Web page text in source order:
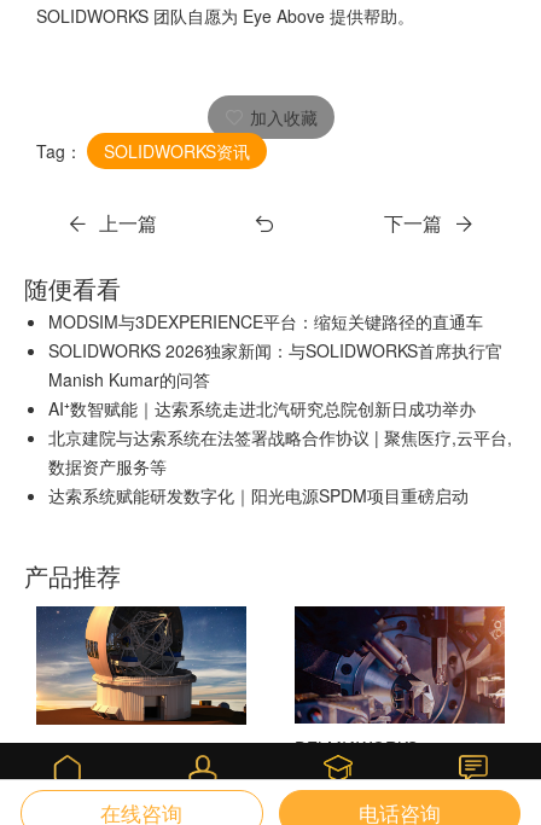
SOLIDWORKS 团队自愿为 Eye Above 提供帮助。
加入收藏
Tag：
SOLIDWORKS资讯
上一篇 下一篇
随便看看
MODSIM与3DEXPERIENCE平台：缩短关键路径的直通车
SOLIDWORKS 2026独家新闻：与SOLIDWORKS首席执行官
Manish Kumar的问答
AI⁺数智赋能｜达索系统走进北汽研究总院创新日成功举办
北京建院与达索系统在法签署战略合作协议 | 聚焦医疗,云平台,
数据资产服务等
达索系统赋能研发数字化｜阳光电源SPDM项目重磅启动
产品推荐
SOLIDWORKS 3D CAD DELMIAWORKS
在线咨询 电话咨询